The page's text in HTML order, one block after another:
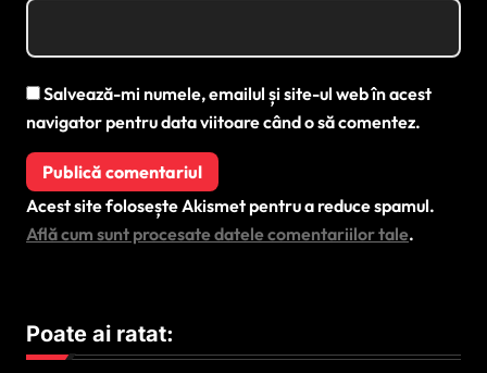
Salvează-mi numele, emailul și site-ul web în acest
navigator pentru data viitoare când o să comentez.
Acest site folosește Akismet pentru a reduce spamul.
Află cum sunt procesate datele comentariilor tale.
Poate ai ratat: